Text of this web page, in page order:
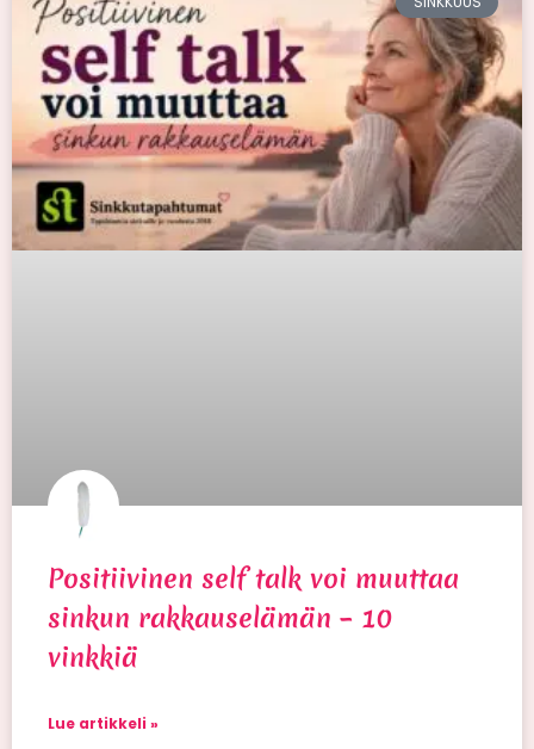
Positiivinen self talk voi muuttaa
sinkun rakkauselämän – 10
vinkkiä
Lue artikkeli »